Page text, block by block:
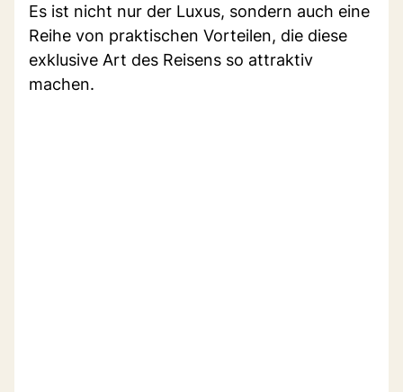
Es ist nicht nur der Luxus, sondern auch eine
Reihe von praktischen Vorteilen, die diese
exklusive Art des Reisens so attraktiv
machen.